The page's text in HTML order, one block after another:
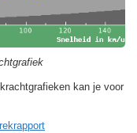
kan je voor